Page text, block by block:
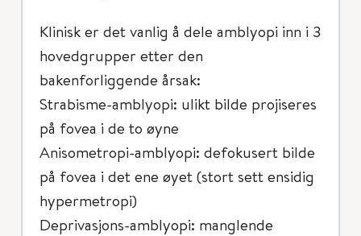
Klinisk er det vanlig å dele amblyopi inn i 3
hovedgrupper etter den
bakenforliggende årsak:
Strabisme-amblyopi: ulikt bilde projiseres
på fovea i de to øyne
Anisometropi-amblyopi: defokusert bilde
på fovea i det ene øyet (stort sett ensidig
hypermetropi)
Deprivasjons-amblyopi: manglende